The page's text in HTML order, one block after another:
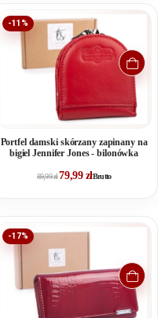
-11%
Portfel damski skórzany zapinany na
bigiel Jennifer Jones - bilonówka
89,99zł79,99 złBrutto
-17%